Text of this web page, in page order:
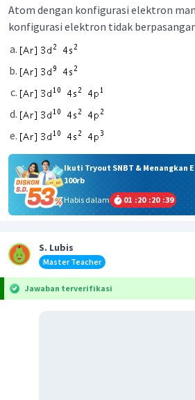
Atom dengan konfigurasi elektron
konfigurasi elektron tidak
Ikuti Tryout SNBT & Menangkan
100rb
Habis dalam
01 :20 :20 :39
S. Lubis
Master Teacher
Jawaban terverifikasi